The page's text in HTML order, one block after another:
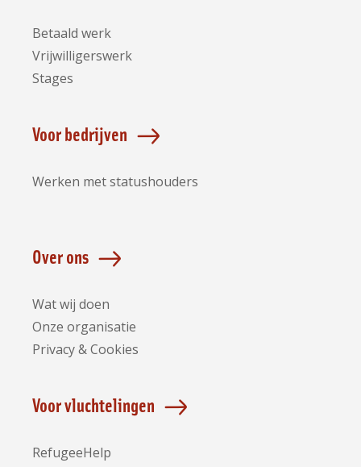
Betaald werk
Vrijwilligerswerk
Stages
Voor bedrijven
Werken met statushouders
Over ons
Wat wij doen
Onze organisatie
Privacy & Cookies
Voor vluchtelingen
RefugeeHelp